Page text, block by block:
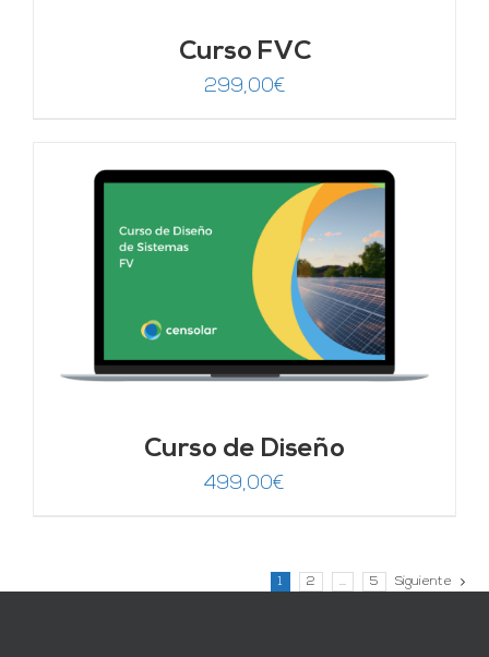
Curso FVC
299,00€
Curso de Diseño
499,00€
1 2 … 5 Siguiente